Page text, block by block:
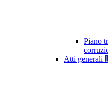
Piano
Atti generali